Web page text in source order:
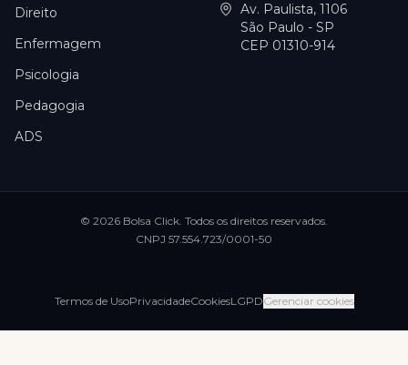
Direito
Enfermagem
Psicologia
Pedagogia
ADS
Av. Paulista, 1106
São Paulo - SP
CEP 01310-914
© 2026 Bolsa Click . Todos os direitos reservados.
CNPJ 57.554.723/0001-50
Termos de UsoPrivacidadeCookiesLGPDGerenciar cookies